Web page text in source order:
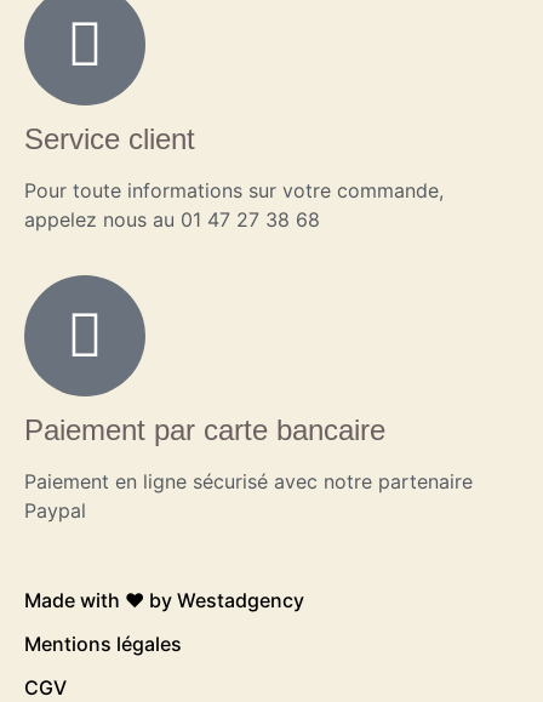
Service client
Pour toute informations sur votre commande,
appelez nous au 01 47 27 38 68
Paiement par carte bancaire
Paiement en ligne sécurisé avec notre partenaire
Paypal
Made with ❤️ by Westadgency
Mentions légales
CGV